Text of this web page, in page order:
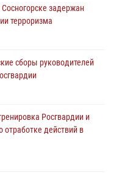
более 10
личного состава
задержан
терроризма
сборы руководителей
Росгвардии и
действий в